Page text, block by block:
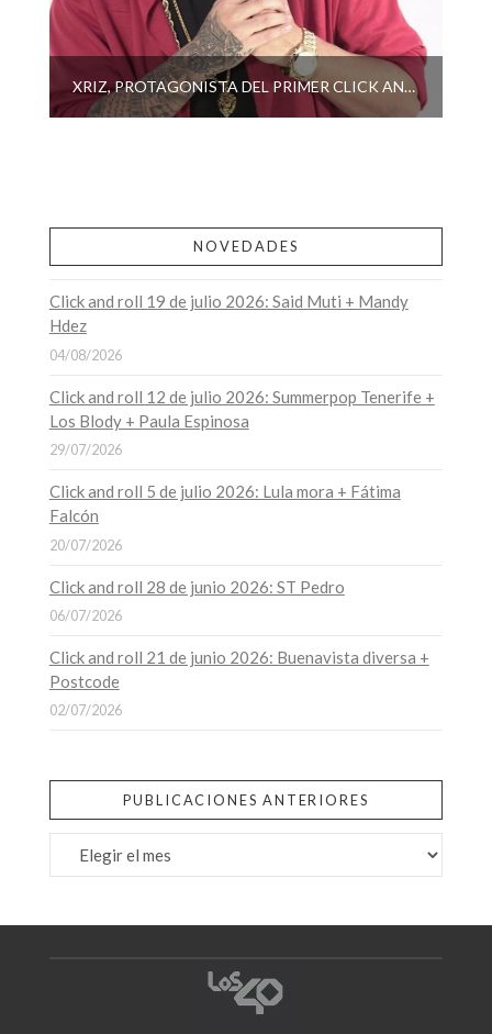
XRIZ, PROTAGONISTA DEL PRIMER CLICK AND ROLL DEL AÑO
NOVEDADES
Click and roll 19 de julio 2026: Said Muti + Mandy
Hdez
04/08/2026
Click and roll 12 de julio 2026: Summerpop Tenerife +
Los Blody + Paula Espinosa
29/07/2026
Click and roll 5 de julio 2026: Lula mora + Fátima
Falcón
20/07/2026
Click and roll 28 de junio 2026: ST Pedro
06/07/2026
Click and roll 21 de junio 2026: Buenavista diversa +
Postcode
02/07/2026
PUBLICACIONES ANTERIORES
Publicaciones
anteriores